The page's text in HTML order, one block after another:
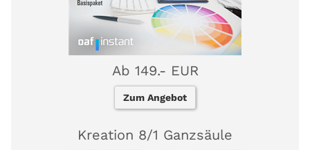
Ab 149.- EUR
Zum Angebot
Kreation 8/1 Ganzsäule